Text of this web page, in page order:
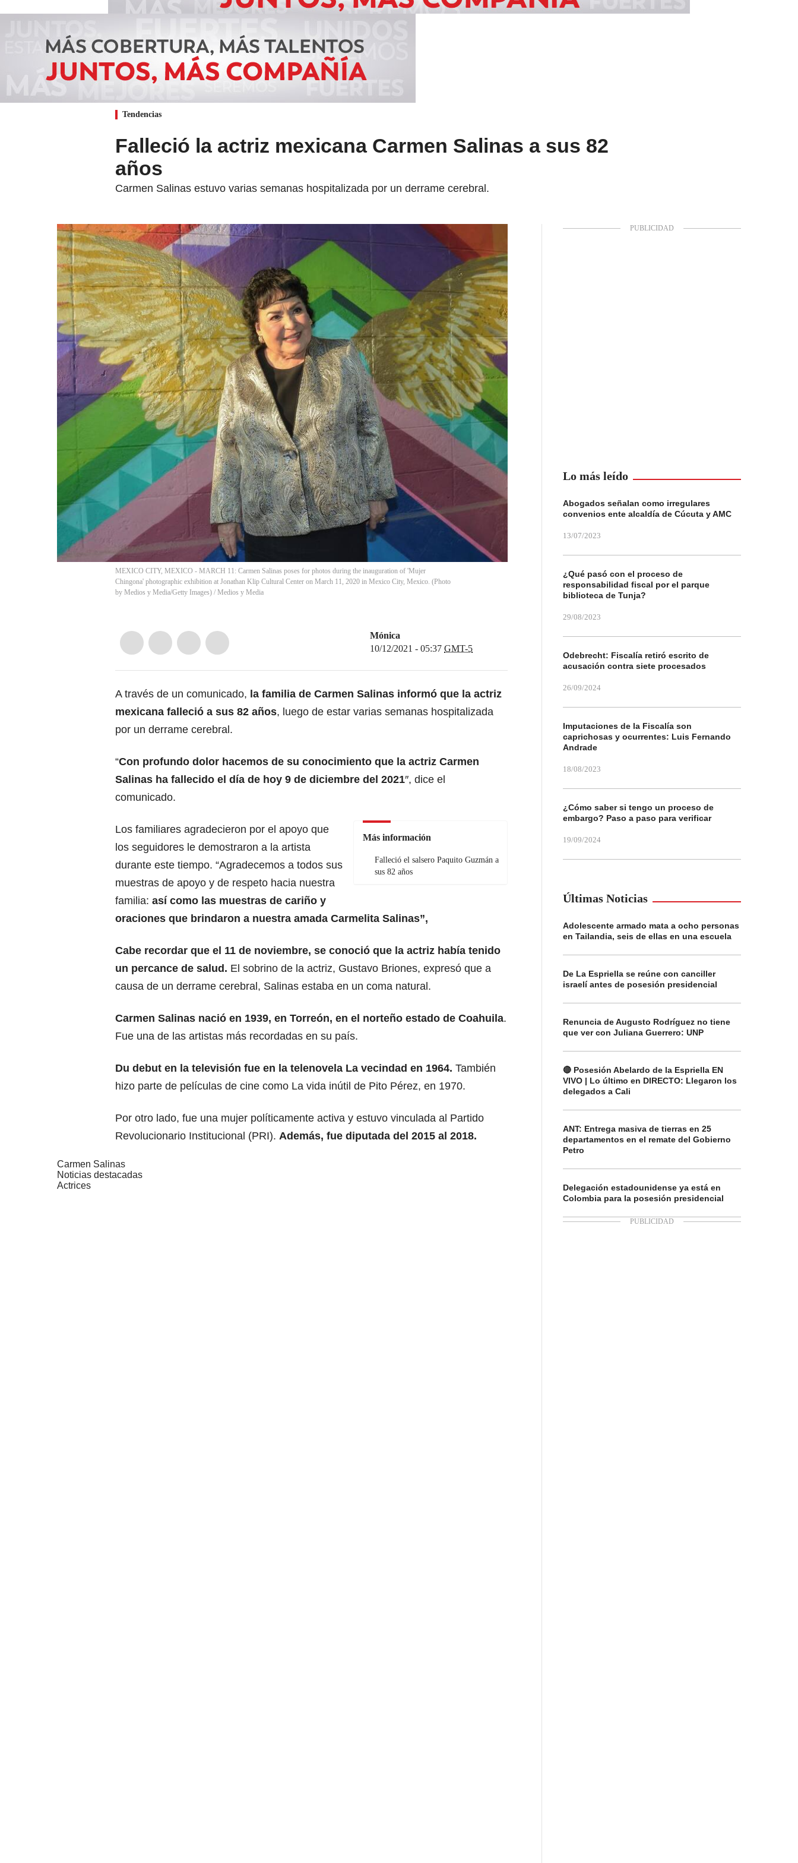
Tendencias
Falleció la actriz mexicana Carmen Salinas a sus 82
años
Carmen Salinas estuvo varias semanas hospitalizada por un derrame cerebral.
MEXICO CITY, MEXICO - MARCH 11: Carmen Salinas poses for photos during the inauguration of 'Mujer
Chingona' photographic exhibition at Jonathan Klip Cultural Center on March 11, 2020 in Mexico City, Mexico. (Photo
by Medios y Media/Getty Images) / Medios y Media
Mónica
10/12/2021 - 05:37 GMT-5
A través de un comunicado, la familia de Carmen Salinas informó que la actriz
mexicana falleció a sus 82 años, luego de estar varias semanas hospitalizada
por un derrame cerebral.
“Con profundo dolor hacemos de su conocimiento que la actriz Carmen
Salinas ha fallecido el día de hoy 9 de diciembre del 2021″, dice el
comunicado.
Más información
Falleció el salsero Paquito Guzmán a
sus 82 años
Los familiares agradecieron por el apoyo que
los seguidores le demostraron a la artista
durante este tiempo. “Agradecemos a todos sus
muestras de apoyo y de respeto hacia nuestra
familia: así como las muestras de cariño y
oraciones que brindaron a nuestra amada Carmelita Salinas”,
Cabe recordar que el 11 de noviembre, se conoció que la actriz había tenido
un percance de salud. El sobrino de la actriz, Gustavo Briones, expresó que a
causa de un derrame cerebral, Salinas estaba en un coma natural.
Carmen Salinas nació en 1939, en Torreón, en el norteño estado de Coahuila.
Fue una de las artistas más recordadas en su país.
Du debut en la televisión fue en la telenovela La vecindad en 1964. También
hizo parte de películas de cine como La vida inútil de Pito Pérez, en 1970.
Por otro lado, fue una mujer políticamente activa y estuvo vinculada al Partido
Revolucionario Institucional (PRI). Además, fue diputada del 2015 al 2018.
Carmen Salinas
Noticias destacadas
Actrices
Lo más leído
Abogados señalan como irregulares
convenios ente alcaldía de Cúcuta y AMC
13/07/2023
¿Qué pasó con el proceso de
responsabilidad fiscal por el parque
biblioteca de Tunja?
29/08/2023
Odebrecht: Fiscalía retiró escrito de
acusación contra siete procesados
26/09/2024
Imputaciones de la Fiscalía son
caprichosas y ocurrentes: Luis Fernando
Andrade
18/08/2023
¿Cómo saber si tengo un proceso de
embargo? Paso a paso para verificar
19/09/2024
Últimas Noticias
Adolescente armado mata a ocho personas
en Tailandia, seis de ellas en una escuela
De La Espriella se reúne con canciller
israelí antes de posesión presidencial
Renuncia de Augusto Rodríguez no tiene
que ver con Juliana Guerrero: UNP
🔴 Posesión Abelardo de la Espriella EN
VIVO | Lo último en DIRECTO: Llegaron los
delegados a Cali
ANT: Entrega masiva de tierras en 25
departamentos en el remate del Gobierno
Petro
Delegación estadounidense ya está en
Colombia para la posesión presidencial